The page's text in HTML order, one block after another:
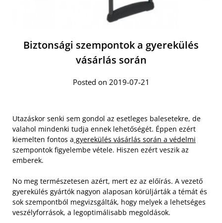
Biztonsági szempontok a gyerekülés
vásárlás során
Posted on 2019-07-21
Utazáskor senki sem gondol az esetleges balesetekre, de
valahol mindenki tudja ennek lehetőségét. Éppen ezért
kiemelten fontos a gyerekülés vásárlás során a védelmi
szempontok figyelembe vétele. Hiszen ezért veszik az
emberek.
No meg természetesen azért, mert ez az előírás. A vezető
gyerekülés gyártók nagyon alaposan körüljárták a témát és
sok szempontból megvizsgálták, hogy melyek a lehetséges
veszélyforrások, a legoptimálisabb megoldások.